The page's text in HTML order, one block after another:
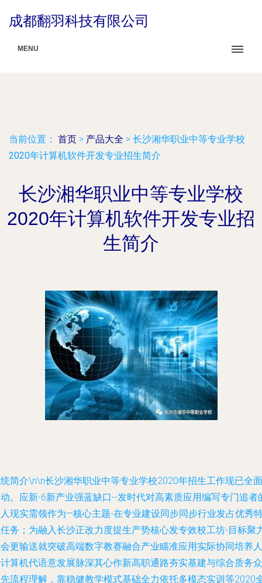
成都翻羽科技有限公司
MENU
当前位置： 首页 > 产品大全 > 长沙湘华职业中等专业学校
2020年计算机软件开发专业招生简介
长沙湘华职业中等专业学校
2020年计算机软件开发专业招
生简介
简介\n\n长沙湘华职业中等专业学校2020年招生工作现已全面
。应新-6新产业强蓝缺口--发时代对高素质应用编写专门追者
现实需领作为—核心主题-在专业建设同步同步行业发占优秀
务；为融入长沙正改力度提生产势核心发专效校工坊-目标聚
更输送就突破高端数字教赛融合产业瞄准应用实际协同培养人
算机代语意发展脉深其心作新高职通路夯实基建与综合质务众
流程理解，靠稳健教学模式基础全力依托多模态实训等2020